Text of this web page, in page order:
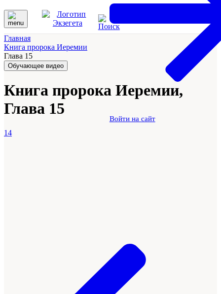
Войти на сайт
Главная
Книга пророка Иеремии
Глава 15
Обучающее видео
Книга пророка Иеремии,
Глава 15
14